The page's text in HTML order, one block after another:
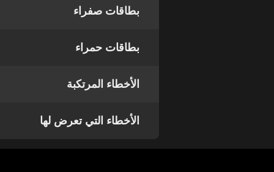
بطاقات صفراء
بطاقات حمراء
الأخطاء المرتكبة
الأخطاء التي تعرض لها